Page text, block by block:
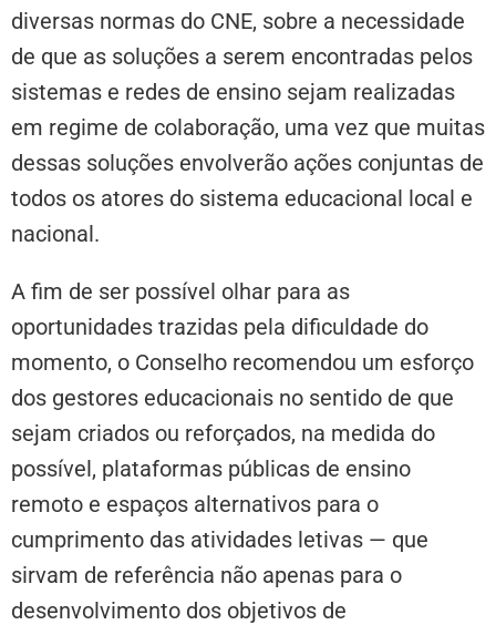
diversas normas do CNE, sobre a necessidade
de que as soluções a serem encontradas pelos
sistemas e redes de ensino sejam realizadas
em regime de colaboração, uma vez que muitas
dessas soluções envolverão ações conjuntas de
todos os atores do sistema educacional local e
nacional.
A fim de ser possível olhar para as
oportunidades trazidas pela dificuldade do
momento, o Conselho recomendou um esforço
dos gestores educacionais no sentido de que
sejam criados ou reforçados, na medida do
possível, plataformas públicas de ensino
remoto e espaços alternativos para o
cumprimento das atividades letivas — que
sirvam de referência não apenas para o
desenvolvimento dos objetivos de